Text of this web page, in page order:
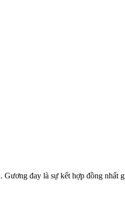
đay là sự kết hợp đồng nhất